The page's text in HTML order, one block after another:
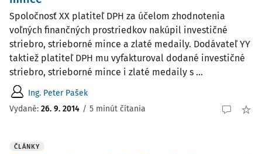
Spoločnosť XX platiteľ DPH za účelom zhodnotenia
voľných finančných prostriedkov nakúpil investičné
striebro, strieborné mince a zlaté medaily. Dodávateľ YY
taktiež platiteľ DPH mu vyfakturoval dodané investičné
striebro, strieborné mince i zlaté medaily s ...
Ing. Peter Pašek
Vydané: 26. 9. 2014 / 5 minút čítania
ČLÁNKY